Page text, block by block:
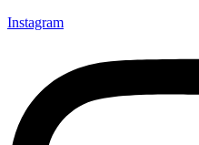
Instagram